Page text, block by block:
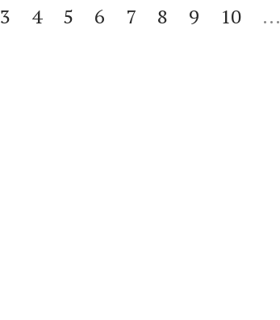
3 4 5 6 7 8 9 10 ...